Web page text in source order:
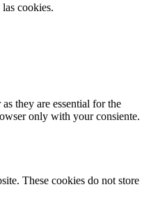
cookies.
they are essential for the
only with your consiente.
These cookies do not store